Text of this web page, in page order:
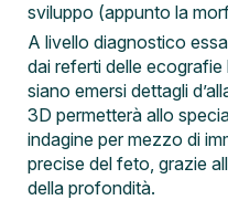
sviluppo (appunto la
A livello diagnostico
dai referti delle
siano emersi dettagli
3D permetterà allo
indagine per mezzo di
precise del feto, grazie
della profondità.